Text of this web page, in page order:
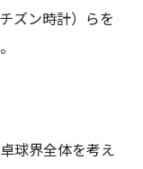
ズン時計）らを
球界全体を考え